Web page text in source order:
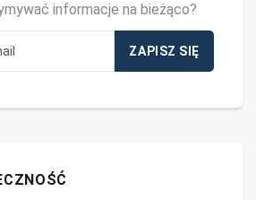
informacje na bieżąco?